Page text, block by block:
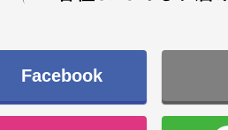
Facebook